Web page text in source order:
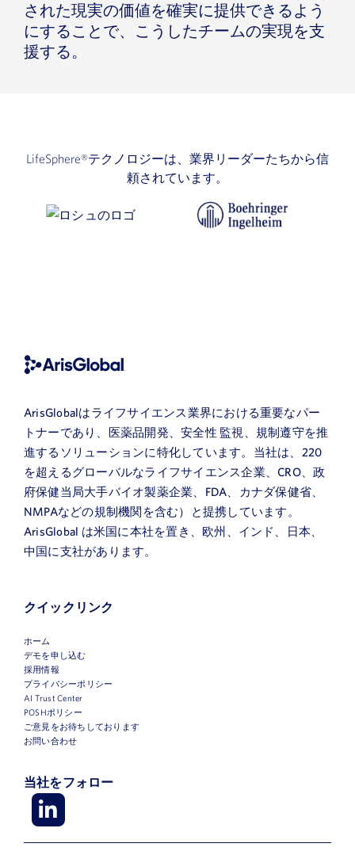
された現実の価値を確実に提供できるよう
にすることで、こうしたチームの実現を支
援する。
LifeSphere®テクノロジーは、業界リーダーたちから信
頼されています。
ArisGlobalはライフサイエンス業界における重要なパー
トナーであり、医薬品開発、安全性 監視、規制遵守を推
進するソリューションに特化しています。当社は、220
を超えるグローバルなライフサイエンス企業、CRO、政
府保健当局大手バイオ製薬企業、FDA、カナダ保健省、
NMPAなどの規制機関を含む）と提携しています。
ArisGlobal は米国に本社を置き、欧州、インド、日本、
中国に支社があります。
クイックリンク
ホーム
デモを申し込む
採用情報
プライバシーポリシー
AI Trust Center
POSHポリシー
ご意見をお待ちしております
お問い合わせ
当社をフォロー